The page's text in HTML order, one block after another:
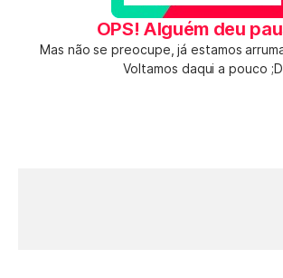
OPS! Alguém deu
Mas não se preocupe, já estamos
Voltamos daqui a pouco ;D